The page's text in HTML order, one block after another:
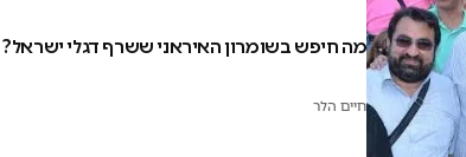
מה חיפש בשומרון האיראני ששרף דגלי ישראל?
חיים הלר